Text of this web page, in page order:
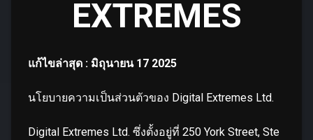
EXTREMES
แก้ไขล่าสุด : มิถุนายน 17 2025
นโยบายความเป็นส่วนตัวของ Digital Extremes Ltd.
Digital Extremes Ltd. ซึ่งตั้งอยู่ที่ 250 York Street, Ste